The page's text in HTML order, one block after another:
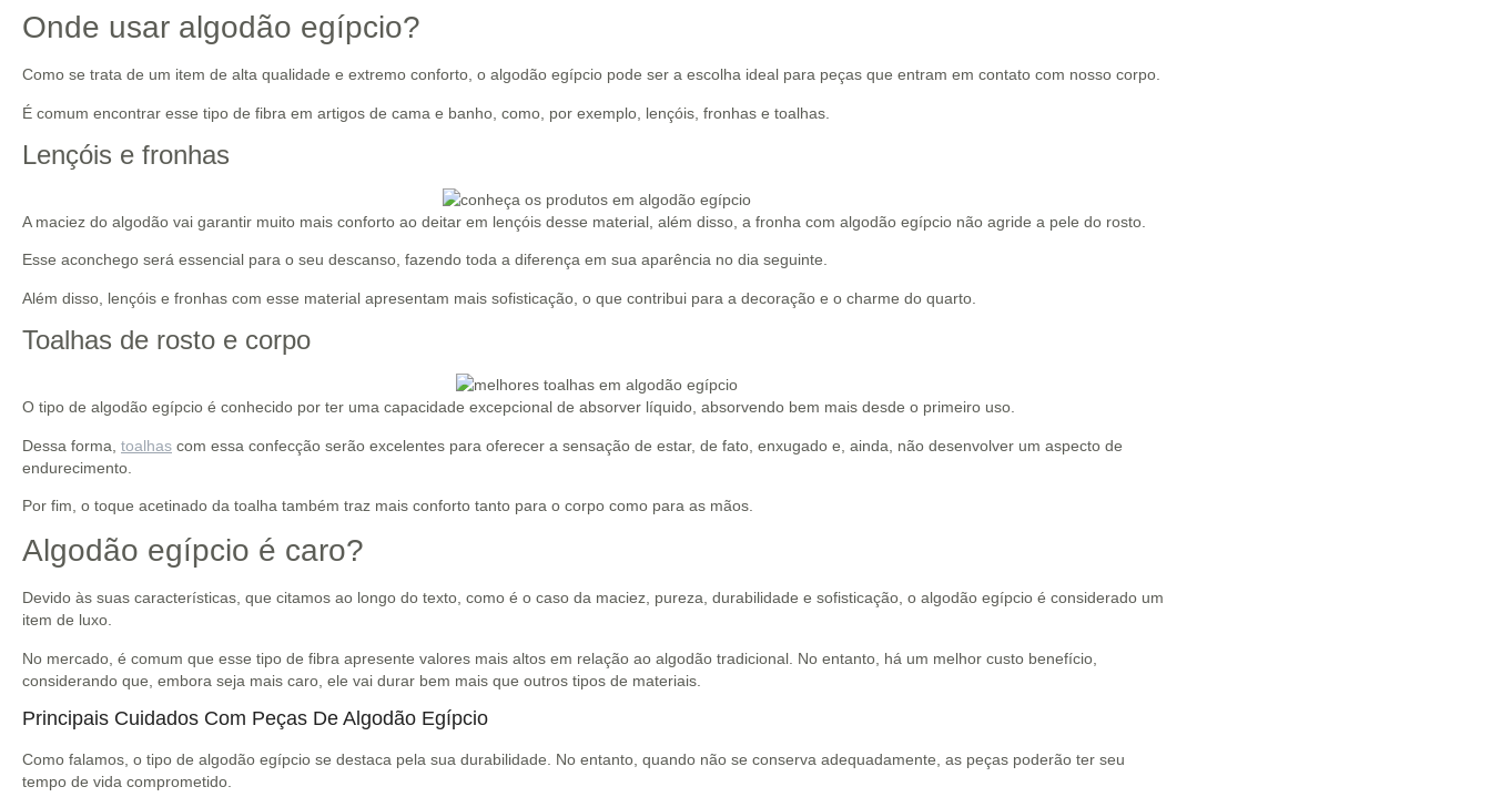
Onde usar algodão egípcio?
Como se trata de um item de alta qualidade e extremo conforto, o algodão egípcio pode ser a escolha ideal para peças que entram em contato com nosso corpo.
É comum encontrar esse tipo de fibra em artigos de cama e banho, como, por exemplo, lençóis, fronhas e toalhas.
Lençóis e fronhas
A maciez do algodão vai garantir muito mais conforto ao deitar em lençóis desse material, além disso, a fronha com algodão egípcio não agride a pele do rosto.
Esse aconchego será essencial para o seu descanso, fazendo toda a diferença em sua aparência no dia seguinte.
Além disso, lençóis e fronhas com esse material apresentam mais sofisticação, o que contribui para a decoração e o charme do quarto.
Toalhas de rosto e corpo
O tipo de algodão egípcio é conhecido por ter uma capacidade excepcional de absorver líquido, absorvendo bem mais desde o primeiro uso.
Dessa forma, toalhas com essa confecção serão excelentes para oferecer a sensação de estar, de fato, enxugado e, ainda, não desenvolver um aspecto de
endurecimento.
Por fim, o toque acetinado da toalha também traz mais conforto tanto para o corpo como para as mãos.
Algodão egípcio é caro?
Devido às suas características, que citamos ao longo do texto, como é o caso da maciez, pureza, durabilidade e sofisticação, o algodão egípcio é considerado um
item de luxo.
No mercado, é comum que esse tipo de fibra apresente valores mais altos em relação ao algodão tradicional. No entanto, há um melhor custo benefício,
considerando que, embora seja mais caro, ele vai durar bem mais que outros tipos de materiais.
Principais Cuidados Com Peças De Algodão Egípcio
Como falamos, o tipo de algodão egípcio se destaca pela sua durabilidade. No entanto, quando não se conserva adequadamente, as peças poderão ter seu
tempo de vida comprometido.